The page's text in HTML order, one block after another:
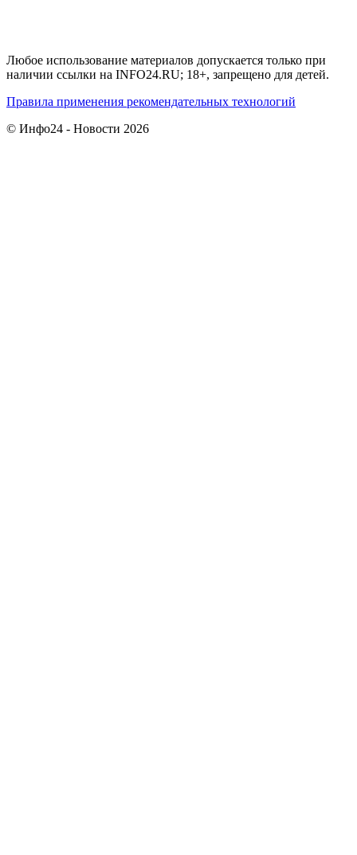
Любое использование материалов допускается только при
наличии ссылки на INFO24.RU; 18+, запрещено для детей.
Правила применения рекомендательных технологий
© Инфо24 - Новости 2026